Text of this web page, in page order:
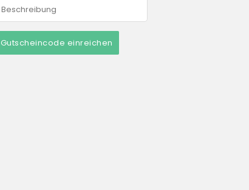
Gutscheincode einreichen